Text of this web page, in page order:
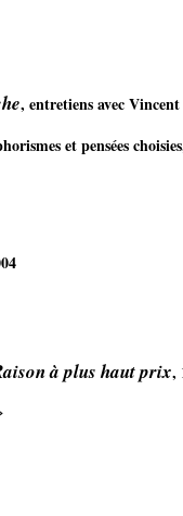
, entretiens avec
et pensées
à plus haut prix,